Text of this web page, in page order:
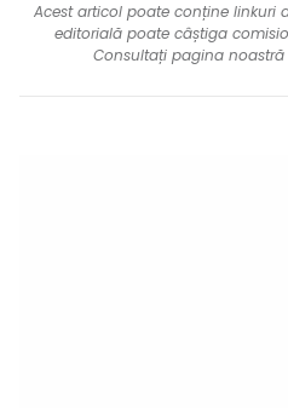
Acest articol poate conține linkuri
editorială poate câștiga
Consultați pagina noastră